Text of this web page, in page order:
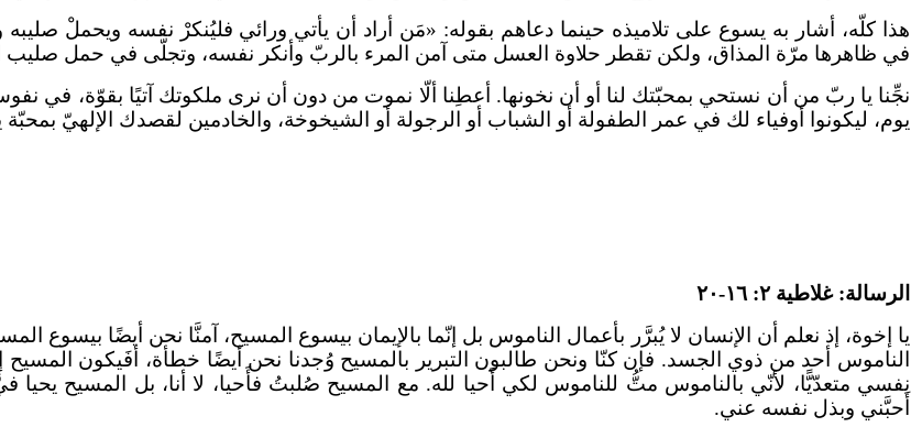
في ظاهرها مرّة المذاق، ولكن تقطر حلاوة العسل متى آمن المرء بالربّ وأنكر نفسه، وتجلّى في حمل صليب
نجِّنا يا ربّ من أن نستحي بمحبّتك لنا أو أن نخونها. أعطِنا ألّا نموت من دون أن نرى ملكوتك آتيًا بقوّة، في
يوم، ليكونوا أوفياء لك في عمر الطفولة أو الشباب أو الرجولة أو الشيخوخة، والخادمين لقصدك الإلهيّ بمحبّة
الرسالة: غلاطية ٢: ١٦-٢٠
يا إخوة، إذ نعلم أن الإنسان لا يُبرَّر بأعمال الناموس بل إنّما بالإيمان بيسوع المسيح، آمنَّا نحن أيضًا بيسوع
الناموس أحد من ذوي الجسد. فإن كنّا ونحن طالبون التبرير بالمسيح وُجدنا نحن أيضًا خطأة، أفَيكون
نفسي متعدّيًّا، لأنّي بالناموس متُّ للناموس لكي أَحيا لله. مع المسيح صُلبتُ فأَحيا، لا أنا، بل المسيح يحيا
أَحبَّني وبذل نفسه عني.